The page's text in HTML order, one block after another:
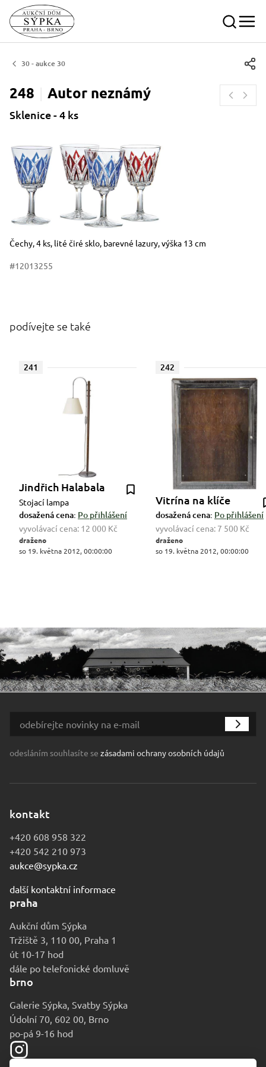
30 - aukce 30
248 Autor neznámý
Sklenice - 4 ks
Rozměry
Stručný popis předmětu
Čechy, 4 ks, lité čiré sklo, barevné lazury, výška 13 cm
#12013255
podívejte se také
241
Jindřich Halabala
Stojací lampa
dosažená cena: Po přihlášení
vyvolávací cena: 12 000 Kč
draženo
so 19. května 2012, 00:00:00
242
Vitrína na klíče
dosažená cena: Po přihlášení
vyvolávací cena: 7 500 Kč
draženo
so 19. května 2012, 00:00:00
odesláním souhlasíte se zásadami ochrany osobních údajů
kontakt
+420 608 958 322
+420 542 210 973
aukce@sypka.cz
další kontaktní informace
praha
Aukční dům Sýpka
Tržiště 3, 110 00, Praha 1
út 10-17 hod
dále po telefonické domluvě
brno
Galerie Sýpka, Svatby Sýpka
Údolní 70, 602 00, Brno
po-pá 9-16 hod